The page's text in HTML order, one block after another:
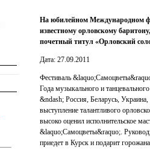
На юбилейном Международном
известному орловскому
почетный титул «Орловский
Дата: 27.09.2011
Фестиваль
Года музыкального и
&ndash; Россия, Беларусь,
выступление талантливого
высоко оценил исполнительское
&laquo;Самоцветы&raquo;.
приедет в Курск и подарит